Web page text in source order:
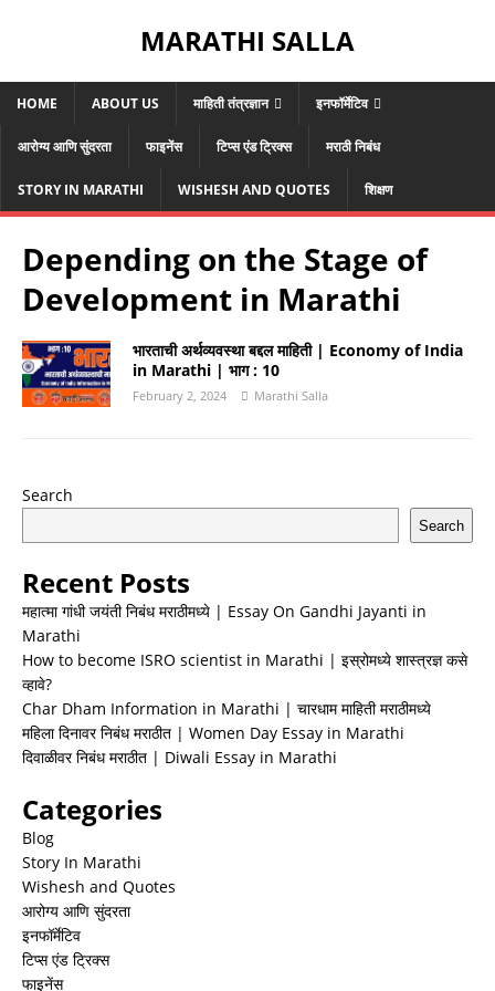
MARATHI SALLA
HOME ABOUT US माहिती तंत्रज्ञान इनफॉर्मेटिव
आरोग्य आणि सुंदरता फाइनेंस टिप्स एंड ट्रिक्स मराठी निबंध
STORY IN MARATHI WISHESH AND QUOTES शिक्षण
Depending on the Stage of
Development in Marathi
भारताची अर्थव्यवस्था बद्दल माहिती | Economy of India
in Marathi | भाग : 10
February 2, 2024 Marathi Salla
Search
Search
Recent Posts
महात्मा गांधी जयंती निबंध मराठीमध्ये | Essay On Gandhi Jayanti in
Marathi
How to become ISRO scientist in Marathi | इस्रोमध्ये शास्त्रज्ञ कसे
व्हावे?
Char Dham Information in Marathi | चारधाम माहिती मराठीमध्ये
महिला दिनावर निबंध मराठीत | Women Day Essay in Marathi
दिवाळीवर निबंध मराठीत | Diwali Essay in Marathi
Categories
Blog
Story In Marathi
Wishesh and Quotes
आरोग्य आणि सुंदरता
इनफॉर्मेटिव
टिप्स एंड ट्रिक्स
फाइनेंस